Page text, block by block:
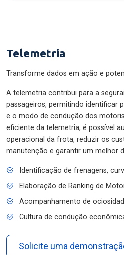
Telemetria
Transforme dados em ação e
A telemetria contribui para a
passageiros, permitindo identificar
e o modo de condução dos
eficiente da telemetria, é possível
operacional da frota, reduzir os
manutenção e garantir um melhor
Identificação de frenagens,
Elaboração de Ranking de
Acompanhamento de
Cultura de condução
Solicite uma